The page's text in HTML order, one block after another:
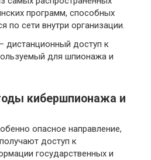
программ, способных
по сети внутри организации.
дистанционный доступ к
для шпионажа и
кибершпионажа и
опасное направление,
доступ к
государственных и